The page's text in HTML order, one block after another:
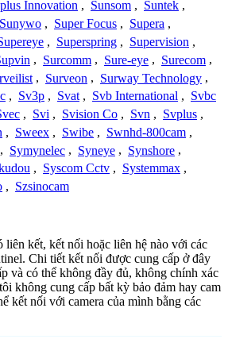
Innovation , Sunsom , Suntek ,
Sunywo , Super Focus , Supera ,
, Superspring , Supervision ,
, Surcomm , Sure-eye , Surecom ,
, Surveon , Surway Technology ,
, Sv3p , Svat , Svb International , Svbc
, Svi , Svision Co , Svn , Svplus ,
, Sweex , Swibe , Swnhd-800cam ,
, Symynelec , Syneye , Synshore ,
, Syscom Cctv , Systemmax ,
, Szsinocam
kết, kết nối hoặc liên hệ nào với các
Chi tiết kết nối được cung cấp ở đây
và có thể không đầy đủ, không chính xác
không cung cấp bất kỳ bảo đảm hay cam
kết nối với camera của mình bằng các